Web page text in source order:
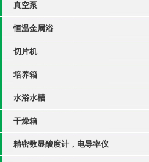
真空泵
恒温金属浴
切片机
培养箱
水浴水槽
干燥箱
精密数显酸度计，电导率仪